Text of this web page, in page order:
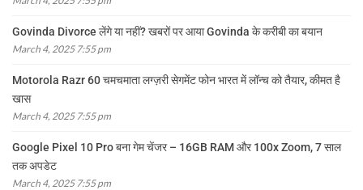
Govinda Divorce लेंगे या नहीं? खबरों पर आया Govinda के करीबी का बयान
March 4, 2025 7:55 pm
Motorola Razr 60 चमचमाता लग्ज़री सेगमेंट फोन भारत में लॉन्च को तैयार, कीमत है
खास
March 4, 2025 7:55 pm
Google Pixel 10 Pro बना गेम चेंजर – 16GB RAM और 100x Zoom, 7 साल
तक अपडेट
March 4, 2025 7:55 pm